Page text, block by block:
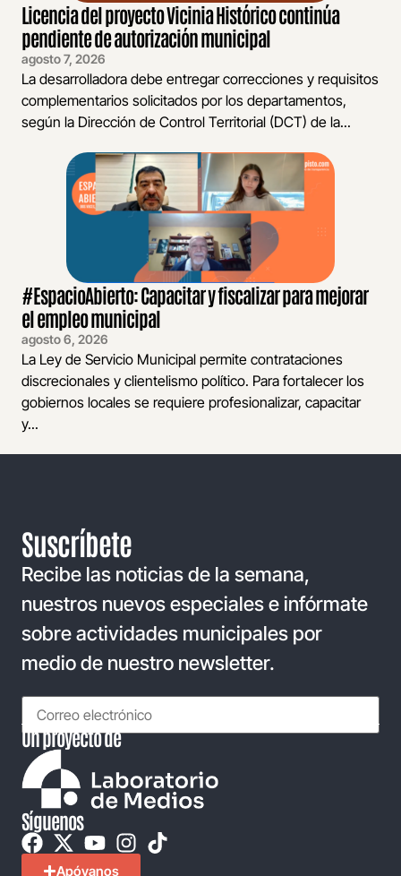
Licencia del proyecto Vicinia Histórico continúa
pendiente de autorización municipal
agosto 7, 2026
La desarrolladora debe entregar correcciones y requisitos
complementarios solicitados por los departamentos,
según la Dirección de Control Territorial (DCT) de la...
#EspacioAbierto: Capacitar y fiscalizar para mejorar
el empleo municipal
agosto 6, 2026
La Ley de Servicio Municipal permite contrataciones
discrecionales y clientelismo político. Para fortalecer los
gobiernos locales se requiere profesionalizar, capacitar
y...
Suscríbete
Recibe las noticias de la semana,
nuestros nuevos especiales e infórmate
sobre actividades municipales por
medio de nuestro newsletter.
Un proyecto de
Síguenos
Apóyanos